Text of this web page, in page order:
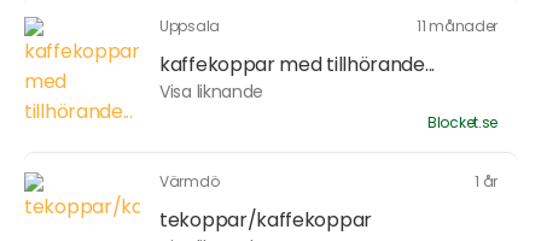
Uppsala 11 månader
kaffekoppar med tillhörande...
Visa liknande
Blocket.se
Värmdö 1 år
tekoppar/kaffekoppar